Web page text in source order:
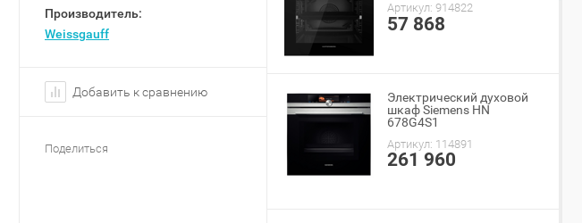
Производитель:
Weissgauff
Добавить к сравнению
Поделиться
Артикул: 914822
57 868
Электрический духовой
шкаф Siemens HN
678G4S1
Артикул: 114891
261 960